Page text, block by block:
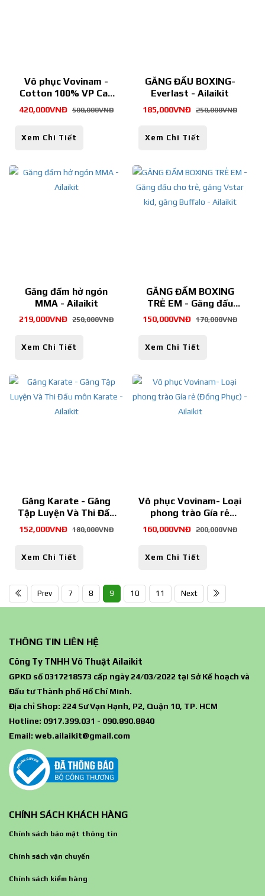
Võ phục Vovinam -
Cotton 100% VP Cao
Cấp (Đồng Phục) -
420,000VNĐ 500,000VNĐ
Xem Chi Tiết
GĂNG ĐẤU BOXING-
Everlast - Ailaikit
185,000VNĐ 250,000VNĐ
Xem Chi Tiết
Găng đấm hở ngón
MMA - Ailaikit
219,000VNĐ 250,000VNĐ
Xem Chi Tiết
GĂNG ĐẤM BOXING
TRẺ EM - Găng đấu
cho trẻ, găng Vstar
kid, găng Buffalo -
150,000VNĐ 170,000VNĐ
Xem Chi Tiết
Găng Karate - Găng
Tập Luyện Và Thi Đấu
môn Karate - Ailaikit
152,000VNĐ 180,000VNĐ
Xem Chi Tiết
Võ phục Vovinam- Loại
phong trào Gía rẻ
(Đồng Phục) - Ailaikit
160,000VNĐ 200,000VNĐ
Xem Chi Tiết
Prev 7 8 9 10 11 Next
THÔNG TIN LIÊN HỆ
Công Ty TNHH Võ Thuật Ailaikit
GPKD số 0317218573 cấp ngày 24/03/2022 tại Sở Kế hoạch và
Đầu tư Thành phố Hồ Chí Minh.
Địa chỉ Shop: 224 Sư Vạn Hạnh, P2, Quận 10, TP. HCM
Hotline: 0917.399.031 - 090.890.8840
Email: web.ailaikit@gmail.com
CHÍNH SÁCH KHÁCH HÀNG
Chính sách bảo mật thông tin
Chính sách vận chuyển
Chính sách kiểm hàng